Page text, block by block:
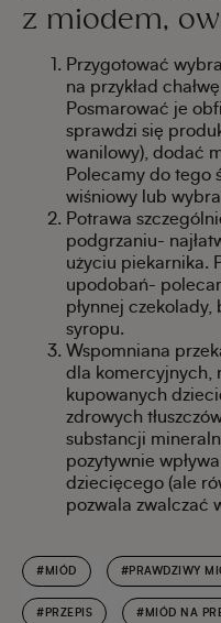
z miodem,
Przygotować
na przykład
Posmarować je
sprawdzi się
wanilowy), dodać
Polecamy do tego
wiśniowy lub
Potrawa
podgrzaniu-
użyciu piekarnika.
upodobań-
płynnej czekolady,
syropu.
Wspomniana
dla komercyjnych,
kupowanych
zdrowych
substancji
pozytywnie
dziecięcego (ale
pozwala zwalczać
#MIÓD #PRAWDZIWY
#PRZEPIS #MIÓD NA